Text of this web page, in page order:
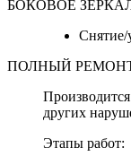
БОКОВОЕ
Снятие/
ПОЛНЫЙ
других
Этапы работ: